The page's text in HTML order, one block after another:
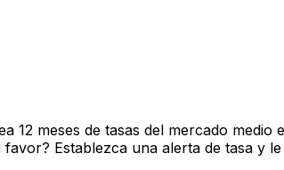
12 meses de tasas del mercado
Establezca una alerta de tasa y